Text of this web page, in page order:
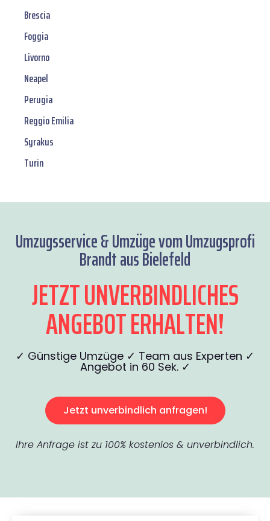
Brescia
Foggia
Livorno
Neapel
Perugia
Reggio Emilia
Syrakus
Turin
Umzugsservice & Umzüge vom Umzugsprofi
Brandt aus Bielefeld
JETZT UNVERBINDLICHES
ANGEBOT ERHALTEN!
✓ Günstige Umzüge ✓ Team aus Experten ✓
Angebot in 60 Sek. ✓
Jetzt unverbindlich anfragen!
Ihre Anfrage ist zu 100% kostenlos & unverbindlich.